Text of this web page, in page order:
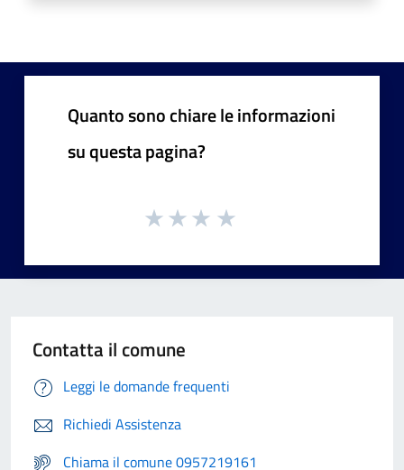
Quanto sono chiare le informazioni
su questa pagina?
Contatta il comune
Leggi le domande frequenti
Richiedi Assistenza
Chiama il comune 0957219161